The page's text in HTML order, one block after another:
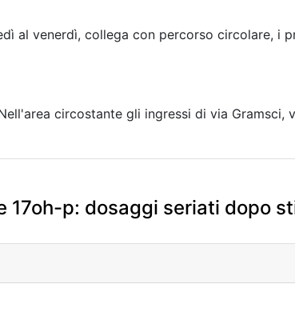
al venerdì, collega con percorso circolare, i
circostante gli ingressi di via Gramsci,
p: dosaggi seriati dopo